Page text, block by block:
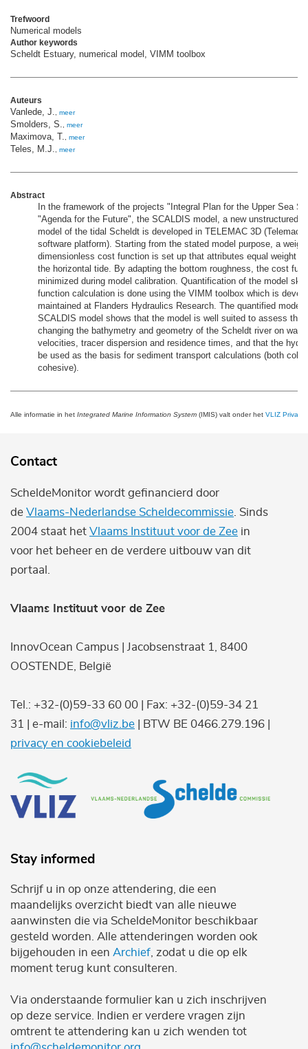
Trefwoord
Numerical models
Author keywords
Scheldt Estuary, numerical model, VIMM toolbox
Auteurs
Vanlede, J. meer
Smolders, S. meer
Maximova, T. meer
Teles, M.J. meer
Abstract
In the framework of the projects "Integral Plan for the Upper Sea
"Agenda for the Future", the SCALDIS model, a new unstructured
model of the tidal Scheldt is developed in TELEMAC 3D (Telemac-
software platform). Starting from the stated model purpose, a
dimensionless cost function is set up that attributes equal weight
the horizontal tide. By adapting the bottom roughness, the cost
minimized during model calibration. Quantification of the model
function calculation is done using the VIMM toolbox which is
maintained at Flanders Hydraulics Research. The quantified model
SCALDIS model shows that the model is well suited to assess the
changing the bathymetry and geometry of the Scheldt river on
velocities, tracer dispersion and residence times, and that the
be used as the basis for sediment transport calculations (both
cohesive).
Alle informatie in het Integrated Marine Information System (IMIS) valt onder het VLIZ Privacy
Contact
ScheldeMonitor wordt gefinancierd door
de Vlaams-Nederlandse Scheldecommissie . Sinds
2004 staat het Vlaams Instituut voor de Zee in
voor het beheer en de verdere uitbouw van dit
portaal.
Vlaams Instituut voor de Zee
InnovOcean Campus | Jacobsenstraat 1, 8400
OOSTENDE, België
Tel.: +32-(0)59-33 60 00 | Fax: +32-(0)59-34 21
31 | e-mail: info@vliz.be | BTW BE 0466.279.196 |
privacy en cookiebeleid
Stay informed
Schrijf u in op onze attendering, die een
maandelijks overzicht biedt van alle nieuwe
aanwinsten die via ScheldeMonitor beschikbaar
gesteld worden. Alle attenderingen worden ook
bijgehouden in een Archief , zodat u die op elk
moment terug kunt consulteren.
Via onderstaande formulier kan u zich inschrijven
op deze service. Indien er verdere vragen zijn
omtrent te attendering kan u zich wenden tot